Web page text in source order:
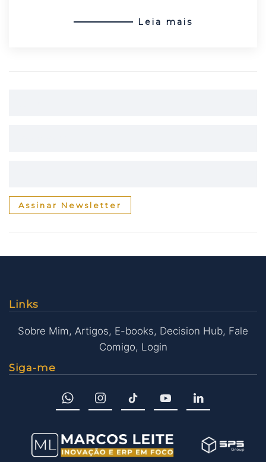
Leia mais
Assinar Newsletter
Links
Sobre Mim, Artigos, E-books, Decision Hub, Fale
Comigo, Login
Siga-me